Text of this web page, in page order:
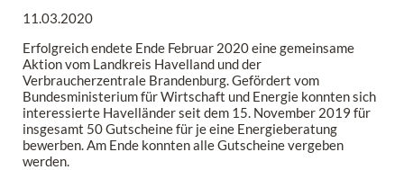
11.03.2020
Erfolgreich endete Ende Februar 2020 eine gemeinsame
Aktion vom Landkreis Havelland und der
Verbraucherzentrale Brandenburg. Gefördert vom
Bundesministerium für Wirtschaft und Energie konnten sich
interessierte Havelländer seit dem 15. November 2019 für
insgesamt 50 Gutscheine für je eine Energieberatung
bewerben. Am Ende konnten alle Gutscheine vergeben
werden.